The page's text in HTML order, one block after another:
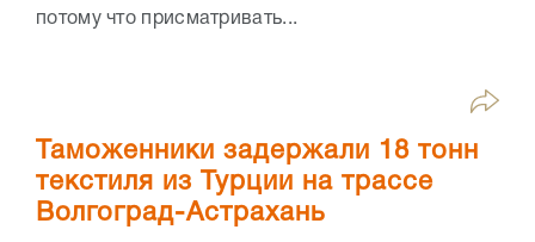
потому что присматривать...
Таможенники задержали 18 тонн
текстиля из Турции на трассе
Волгоград-Астрахань